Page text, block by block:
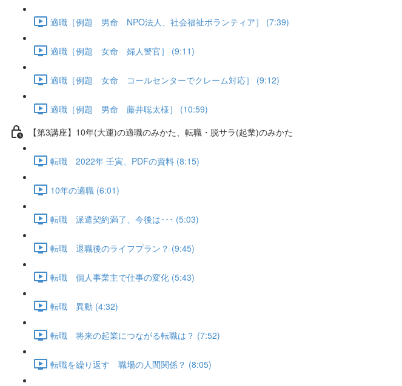
適職［例題 男命 NPO法人、社会福祉ボランティア］ (7:39)
適職［例題 女命 婦人警官］ (9:11)
適職［例題 女命 コールセンターでクレーム対応］ (9:12)
適職［例題 男命 藤井聡太様］ (10:59)
【第3講座】10年(大運)の適職のみかた、転職・脱サラ(起業)のみかた
転職 2022年 壬寅、PDFの資料 (8:15)
10年の適職 (6:01)
転職 派遣契約満了、今後は･･･ (5:03)
転職 退職後のライフプラン？ (9:45)
転職 個人事業主で仕事の変化 (5:43)
転職 異動 (4:32)
転職 将来の起業につながる転職は？ (7:52)
転職を繰り返す 職場の人間関係？ (8:05)